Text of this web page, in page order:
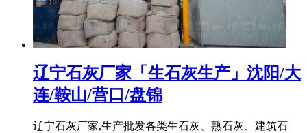
辽宁石灰厂家「生石灰生产」沈阳/大
连/鞍山/营口/盘锦
辽宁石灰厂家,生产批发各类生石灰、熟石灰、建筑石